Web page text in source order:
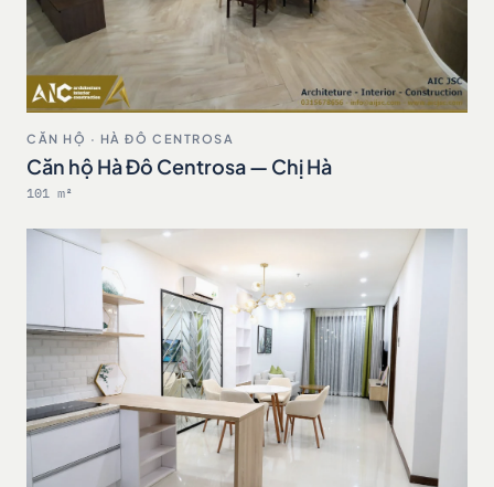
CĂN HỘ · HÀ ĐÔ CENTROSA
Căn hộ Hà Đô Centrosa — Chị Hà
101 m²